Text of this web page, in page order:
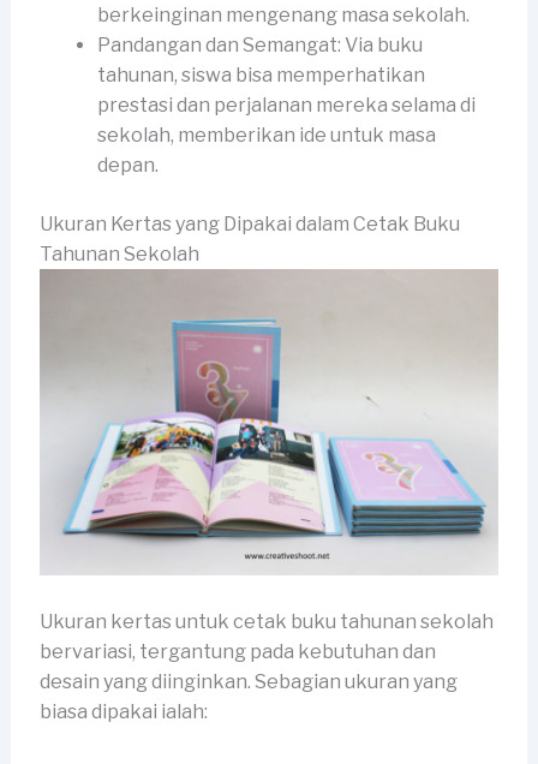
berkeinginan mengenang masa sekolah.
Pandangan dan Semangat: Via buku
tahunan, siswa bisa memperhatikan
prestasi dan perjalanan mereka selama di
sekolah, memberikan ide untuk masa
depan.
Ukuran Kertas yang Dipakai dalam Cetak Buku
Tahunan Sekolah
Ukuran kertas untuk cetak buku tahunan sekolah
bervariasi, tergantung pada kebutuhan dan
desain yang diinginkan. Sebagian ukuran yang
biasa dipakai ialah: